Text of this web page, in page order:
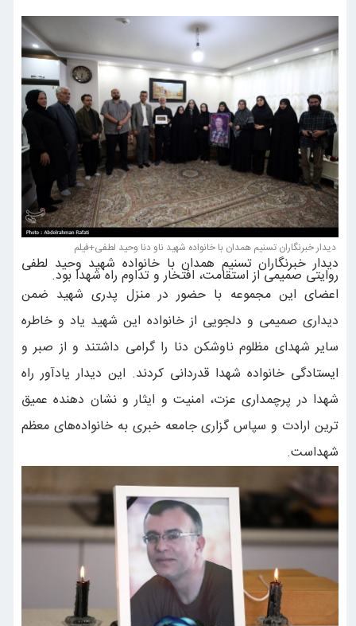
دیدار خبرنگاران تسنیم همدان با خانواده شهید ناو دنا وحید لطفی+فیلم
دیدار خبرنگاران تسنیم همدان با خانواده شهید وحید لطفی
روایتی صمیمی از استقامت، افتخار و تداوم راه شهدا بود.
اعضای این مجموعه با حضور در منزل پدری شهید ضمن
دیداری صمیمی و دلجویی از خانواده این شهید یاد و خاطره
سایر شهدای مظلوم ناوشکن دنا را گرامی داشتند و از صبر و
ایستادگی خانواده شهدا قدردانی کردند. این دیدار یادآور راه
شهدا در پرچمداری عزت، امنیت و ایثار و نشان دهنده عمیق
ترین ارادت و سپاس گزاری جامعه خبری به خانواده‌های معظم
شهداست.